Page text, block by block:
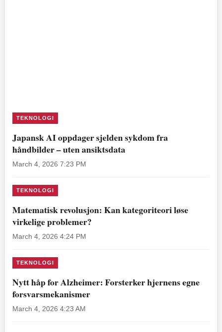
TEKNOLOGI
Japansk AI oppdager sjelden sykdom fra
håndbilder – uten ansiktsdata
March 4, 2026 7:23 PM
TEKNOLOGI
Matematisk revolusjon: Kan kategoriteori løse
virkelige problemer?
March 4, 2026 4:24 PM
TEKNOLOGI
Nytt håp for Alzheimer: Forsterker hjernens egne
forsvarsmekanismer
March 4, 2026 4:23 AM